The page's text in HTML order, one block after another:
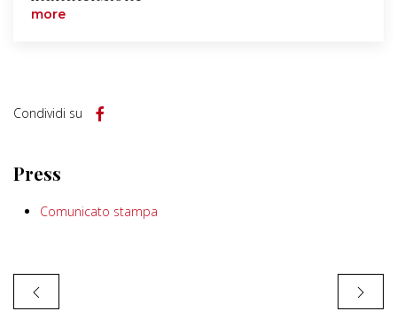
more
Condividi su
Press
Comunicato stampa